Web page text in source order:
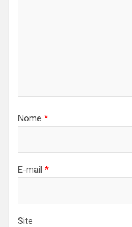
Nome *
E-mail *
Site